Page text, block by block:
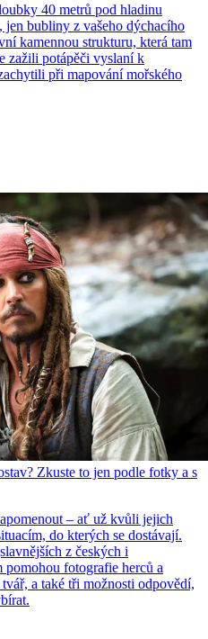
40 metrů pod hladinu
jen bubliny z vašeho dýchacího
kamennou strukturu, která tam
zažili potápěči vyslaní k
při mapování mořského
Zkuste to jen podle fotky a s
– ať už kvůli jejich
do kterých se dostávají.
z českých i
fotografie herců a
a také tři možnosti odpovědí,